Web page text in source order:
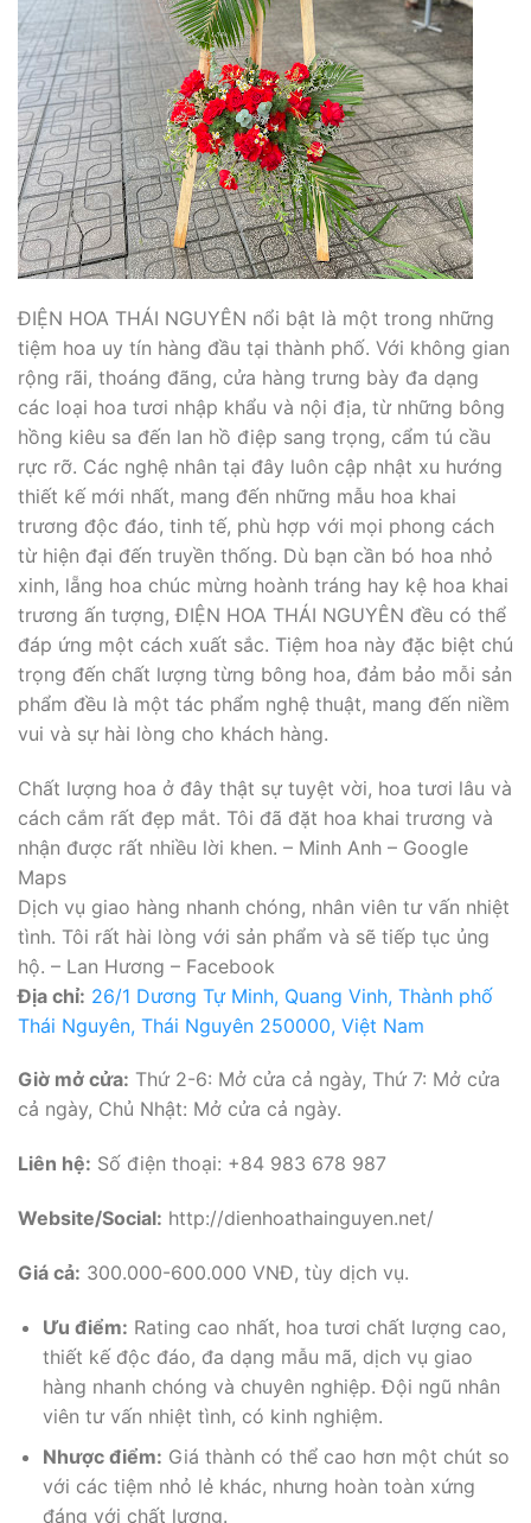
ĐIỆN HOA THÁI NGUYÊN nổi bật là một trong những
tiệm hoa uy tín hàng đầu tại thành phố. Với không gian
rộng rãi, thoáng đãng, cửa hàng trưng bày đa dạng
các loại hoa tươi nhập khẩu và nội địa, từ những bông
hồng kiêu sa đến lan hồ điệp sang trọng, cẩm tú cầu
rực rỡ. Các nghệ nhân tại đây luôn cập nhật xu hướng
thiết kế mới nhất, mang đến những mẫu hoa khai
trương độc đáo, tinh tế, phù hợp với mọi phong cách
từ hiện đại đến truyền thống. Dù bạn cần bó hoa nhỏ
xinh, lẵng hoa chúc mừng hoành tráng hay kệ hoa khai
trương ấn tượng, ĐIỆN HOA THÁI NGUYÊN đều có thể
đáp ứng một cách xuất sắc. Tiệm hoa này đặc biệt chú
trọng đến chất lượng từng bông hoa, đảm bảo mỗi sản
phẩm đều là một tác phẩm nghệ thuật, mang đến niềm
vui và sự hài lòng cho khách hàng.
Chất lượng hoa ở đây thật sự tuyệt vời, hoa tươi lâu và
cách cắm rất đẹp mắt. Tôi đã đặt hoa khai trương và
nhận được rất nhiều lời khen. – Minh Anh – Google
Maps
Dịch vụ giao hàng nhanh chóng, nhân viên tư vấn nhiệt
tình. Tôi rất hài lòng với sản phẩm và sẽ tiếp tục ủng
hộ. – Lan Hương – Facebook
Địa chỉ: 26/1 Dương Tự Minh, Quang Vinh, Thành phố
Thái Nguyên, Thái Nguyên 250000, Việt Nam
Giờ mở cửa: Thứ 2-6: Mở cửa cả ngày, Thứ 7: Mở cửa
cả ngày, Chủ Nhật: Mở cửa cả ngày.
Liên hệ: Số điện thoại: +84 983 678 987
Website/Social: http://dienhoathainguyen.net/
Giá cả: 300.000-600.000 VNĐ, tùy dịch vụ.
Ưu điểm: Rating cao nhất, hoa tươi chất lượng cao,
thiết kế độc đáo, đa dạng mẫu mã, dịch vụ giao
hàng nhanh chóng và chuyên nghiệp. Đội ngũ nhân
viên tư vấn nhiệt tình, có kinh nghiệm.
Nhược điểm: Giá thành có thể cao hơn một chút so
với các tiệm nhỏ lẻ khác, nhưng hoàn toàn xứng
đáng với chất lượng.